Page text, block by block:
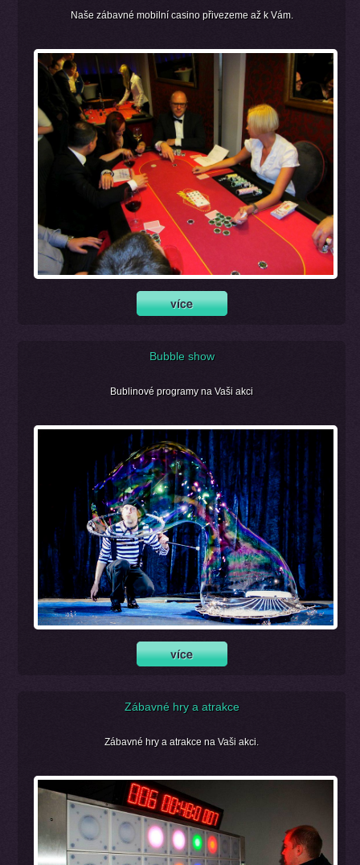
Naše zábavné mobilní casino přivezeme až k Vám.
Bubble show
Bublinové programy na Vaši akci
Zábavné hry a atrakce
Zábavné hry a atrakce na Vaši akci.